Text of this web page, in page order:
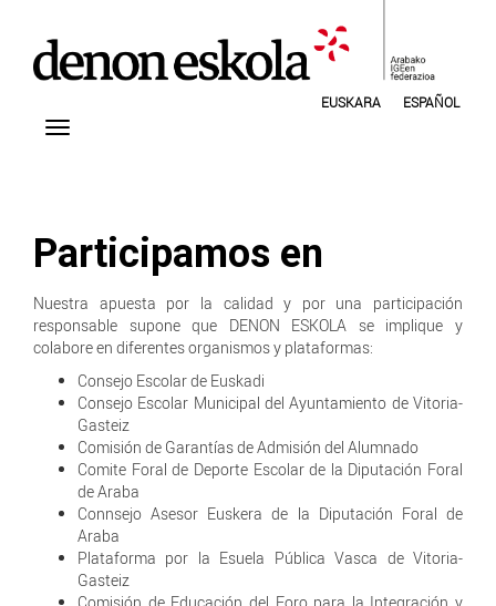
EUSKARA ESPAÑOL
Participamos en
Nuestra apuesta por la calidad y por una participación
responsable supone que DENON ESKOLA se implique y
colabore en diferentes organismos y plataformas:
Consejo Escolar de Euskadi
Consejo Escolar Municipal del Ayuntamiento de Vitoria-
Gasteiz
Comisión de Garantías de Admisión del Alumnado
Comite Foral de Deporte Escolar de la Diputación Foral
de Araba
Connsejo Asesor Euskera de la Diputación Foral de
Araba
Plataforma por la Esuela Pública Vasca de Vitoria-
Gasteiz